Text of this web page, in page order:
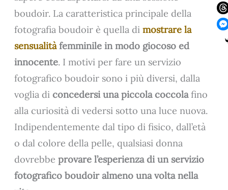
boudoir. La caratteristica principale della
fotografia boudoir è quella dimostrare la
sensualitàfemminile in modo giocoso ed
innocente. I motivi per fare un servizio
fotografico boudoir sono i più diversi, dalla
voglia diconcedersi una piccola coccolafino
alla curiosità di vedersi sotto una luce nuova.
Indipendentemente dal tipo di fisico, dall’età
o dal colore della pelle, qualsiasi donna
dovrebbeprovare l’esperienza di un servizio
fotografico boudoir almeno una volta nella